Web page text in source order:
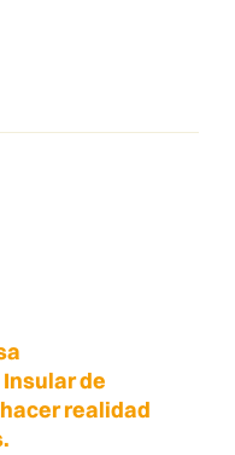
de
realidad